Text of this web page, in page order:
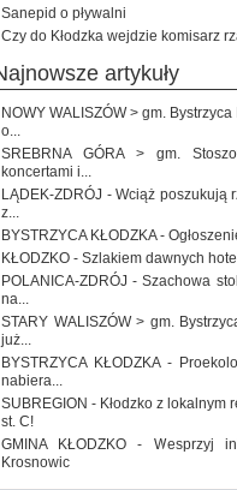
Sanepid o pływalni
Czy do Kłodzka wejdzie komisarz
najnowsze artykuły
NOWY WALISZÓW > gm.
o...
SREBRNA GÓRA > gm.
koncertami i...
LĄDEK-ZDRÓJ - Wciąż poszukują
z...
BYSTRZYCA KŁODZKA -
KŁODZKO - Szlakiem dawnych
POLANICA-ZDRÓJ - Szachowa
na...
STARY WALISZÓW > gm.
już...
BYSTRZYCA KŁODZKA -
nabiera...
SUBREGION - Kłodzko z lokalnym
st. C!
GMINA KŁODZKO - Wesprzyj
Krosnowic